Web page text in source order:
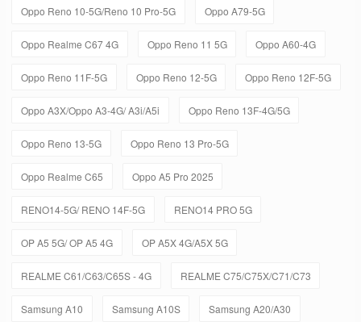
Oppo Reno 10-5G/Reno 10 Pro-5G Oppo A79-5G
Oppo Realme C67 4G Oppo Reno 11 5G Oppo A60-4G
Oppo Reno 11F-5G Oppo Reno 12-5G Oppo Reno 12F-5G
Oppo A3X/Oppo A3-4G/ A3i/A5i Oppo Reno 13F-4G/5G
Oppo Reno 13-5G Oppo Reno 13 Pro-5G
Oppo Realme C65 Oppo A5 Pro 2025
RENO14-5G/ RENO 14F-5G RENO14 PRO 5G
OP A5 5G/ OP A5 4G OP A5X 4G/A5X 5G
REALME C61/C63/C65S - 4G REALME C75/C75X/C71/C73
Samsung A10 Samsung A10S Samsung A20/A30